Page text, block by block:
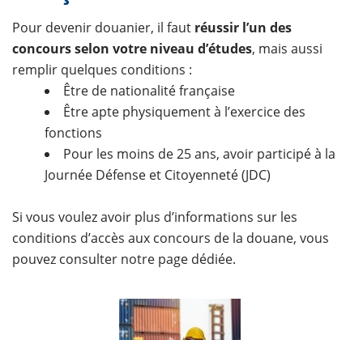
Pour devenir douanier, il faut réussir l’un des
concours selon votre niveau d’études, mais aussi
remplir quelques conditions :
Être de nationalité française
Être apte physiquement à l’exercice des
fonctions
Pour les moins de 25 ans, avoir participé à la
Journée Défense et Citoyenneté (JDC)
Si vous voulez avoir plus d’informations sur les
conditions d’accès aux concours de la douane, vous
pouvez consulter notre page dédiée.